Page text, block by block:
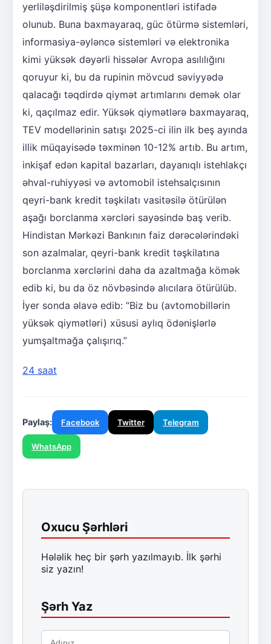
yerliləşdirilmiş şüşə komponentləri istifadə
olunub. Buna baxmayaraq, güc ötürmə sistemləri,
informasiya-əyləncə sistemləri və elektronika
kimi yüksək dəyərli hissələr Avropa asılılığını
qoruyur ki, bu da rupinin mövcud səviyyədə
qalacağı təqdirdə qiymət artımlarını demək olar
ki, qaçılmaz edir. Yüksək qiymətlərə baxmayaraq,
TEV modellərinin satışı 2025-ci ilin ilk beş ayında
illik müqayisədə təxminən 10-12% artıb. Bu artım,
inkişaf edən kapital bazarları, dayanıqlı istehlakçı
əhval-ruhiyyəsi və avtomobil istehsalçısının
qeyri-bank kredit təşkilatı vasitəsilə ötürülən
aşağı borclanma xərcləri sayəsində baş verib.
Hindistan Mərkəzi Bankının faiz dərəcələrindəki
son azalmalar, qeyri-bank kredit təşkilatına
borclanma xərclərini daha da azaltmağa kömək
edib ki, bu da öz növbəsində alıcılara ötürülüb.
İyer sonda əlavə edib: “Biz bu (avtomobillərin
yüksək qiymətləri) xüsusi aylıq ödənişlərlə
yumşaltmağa çalışırıq.”
24 saat
Paylaş: Facebook Twitter Telegram
WhatsApp
Oxucu Şərhləri
Hələlik heç bir şərh yazılmayıb. İlk şərhi
siz yazın!
Şərh Yaz